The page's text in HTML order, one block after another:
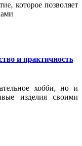
которое позволяет
и практичность
хобби, но и
изделия своими